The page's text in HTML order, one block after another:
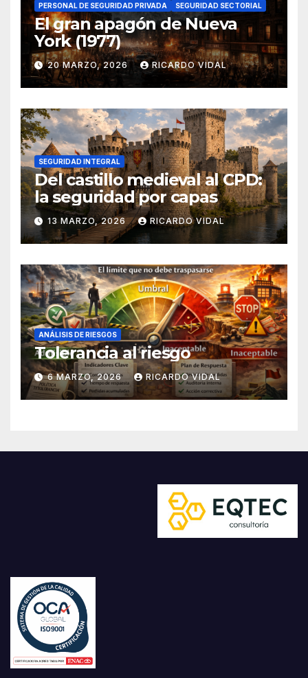
PERSONAL DE SEGURIDAD PRIVADA
SEGURIDAD SECTORIAL
El gran apagón de Nueva
York (1977)
20 MARZO, 2026 RICARDO VIDAL
SEGURIDAD INTEGRAL
Del castillo medieval al CPD:
la seguridad por capas
13 MARZO, 2026 RICARDO VIDAL
ANÁLISIS DE RIESGOS
Tolerancia al riesgo
6 MARZO, 2026 RICARDO VIDAL